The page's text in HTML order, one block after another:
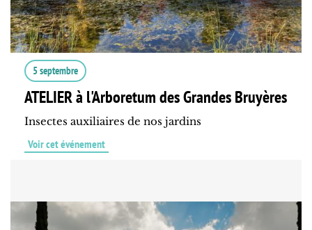
5 septembre
ATELIER à l'Arboretum des Grandes Bruyères
Insectes auxiliaires de nos jardins
Voir cet événement